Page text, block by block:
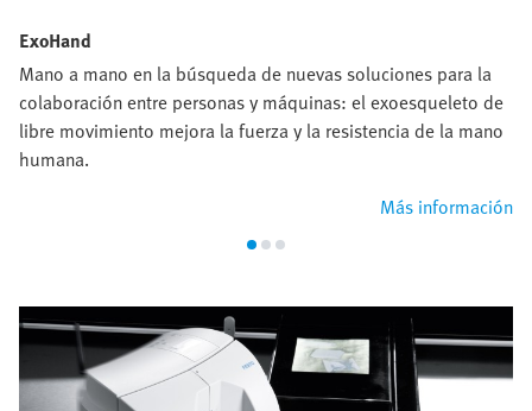
ExoHand
Mano a mano en la búsqueda de nuevas soluciones para la
colaboración entre personas y máquinas: el exoesqueleto de
libre movimiento mejora la fuerza y la resistencia de la mano
humana.
Más información